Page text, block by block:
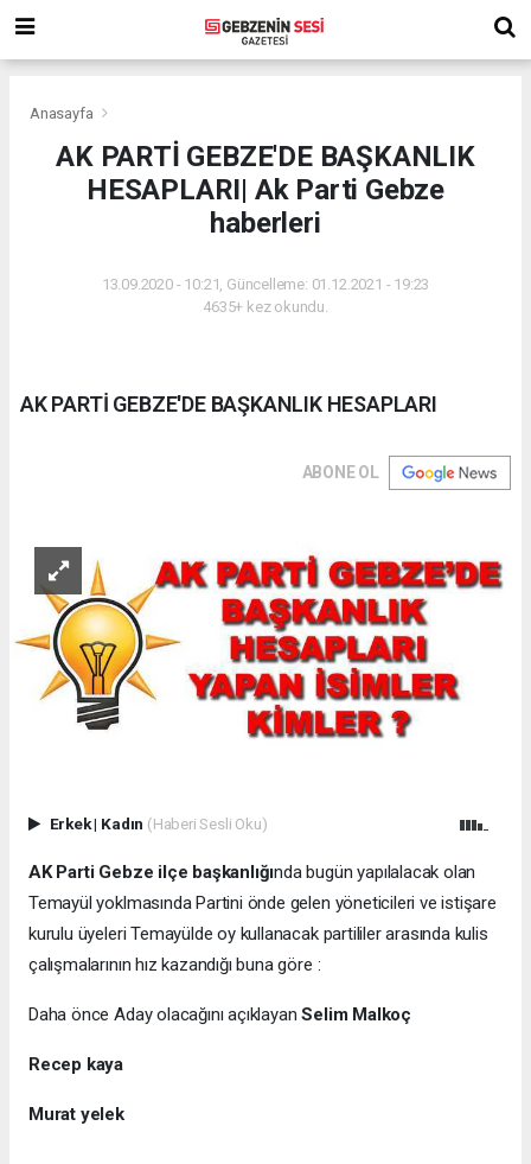
Anasayfa
AK PARTİ GEBZE'DE BAŞKANLIK
HESAPLARI| Ak Parti Gebze
haberleri
13.09.2020 - 10:21, Güncelleme: 01.12.2021 - 19:23
4635+ kez okundu.
AK PARTİ GEBZE'DE BAŞKANLIK HESAPLARI
ABONE OL
Erkek| Kadın (Haberi Sesli Oku)
AK Parti Gebze ilçe başkanlığında bugün yapılalacak olan
Temayül yoklmasında Partini önde gelen yöneticileri ve istişare
kurulu üyeleri Temayülde oy kullanacak partililer arasında kulis
çalışmalarının hız kazandığı buna göre :
Daha önce Aday olacağını açıklayan Selim Malkoç
Recep kaya
Murat yelek